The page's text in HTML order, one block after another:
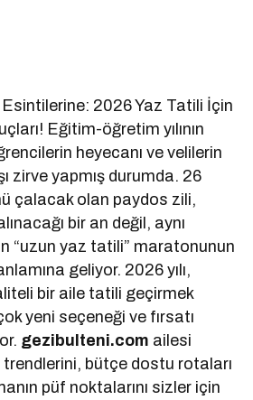
2026 Yaz Tatili İçin
Eğitim-öğretim yılının
heyecanı ve velilerin
zirve yapmış durumda. 26
çalacak olan paydos zili,
bir an değil, aynı
“uzun yaz tatili” maratonunun
geliyor. 2026 yılı,
bir aile tatili geçirmek
yeni seçeneği ve fırsatı
gezibulteni.com ailesi
trendlerini, bütçe dostu rotaları
püf noktalarını sizler için